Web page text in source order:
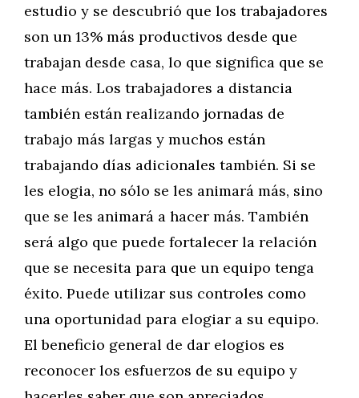
estudio y se descubrió que los trabajadores
son un 13% más productivos desde que
trabajan desde casa, lo que significa que se
hace más. Los trabajadores a distancia
también están realizando jornadas de
trabajo más largas y muchos están
trabajando días adicionales también. Si se
les elogia, no sólo se les animará más, sino
que se les animará a hacer más. También
será algo que puede fortalecer la relación
que se necesita para que un equipo tenga
éxito. Puede utilizar sus controles como
una oportunidad para elogiar a su equipo.
El beneficio general de dar elogios es
reconocer los esfuerzos de su equipo y